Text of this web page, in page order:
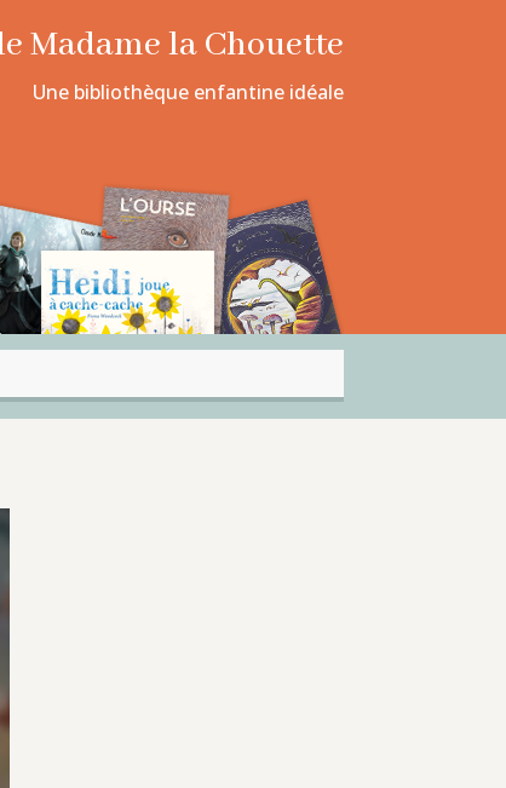
Madame la Chouette
Une bibliothèque enfantine idéale